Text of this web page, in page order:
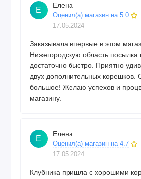
Е
Елена
Оценил(а) магазин на 5.0
17.05.2024
Заказывала впервые в этом
Нижегородскую область посылка
достаточно быстро. Приятно
двух дополнительных корешков.
большое! Желаю успехов и
магазину.
Е
Елена
Оценил(а) магазин на 4.7
17.05.2024
Клубника пришла с хорошими